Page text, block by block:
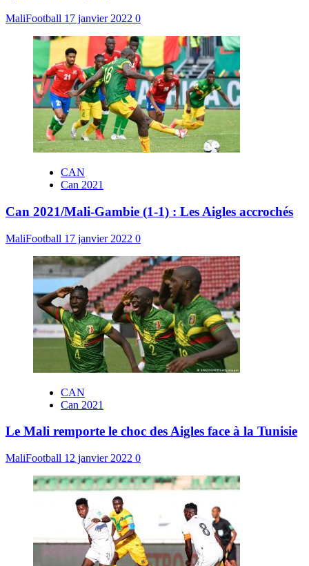
MaliFootball 17 janvier 2022 0
CAN
Can 2021
Can 2021/Mali-Gambie (1-1) : Les Aigles accrochés
MaliFootball 17 janvier 2022 0
CAN
Can 2021
Le Mali remporte le choc des Aigles face à la Tunisie
MaliFootball 12 janvier 2022 0